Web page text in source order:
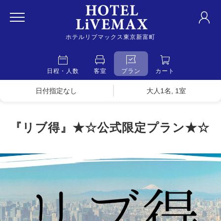
ホテルリブマックス東京新富町
日程・人数 客室 プラン カート
日付指定なし 大人1名, 1室
『リブ得』★☆公式限定プラン★☆